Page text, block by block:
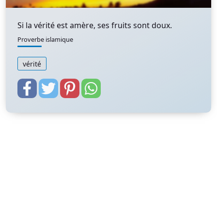
Si la vérité est amère, ses fruits sont doux.
Proverbe islamique
vérité